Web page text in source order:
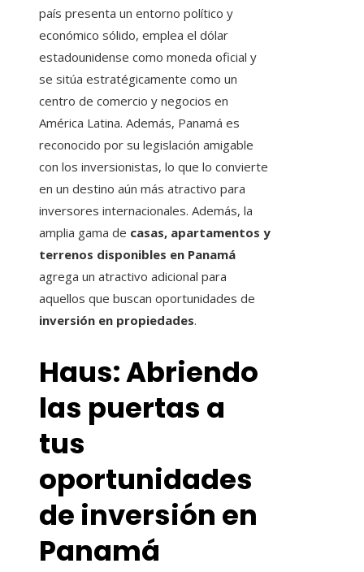
país presenta un entorno político y
económico sólido, emplea el dólar
estadounidense como moneda oficial y
se sitúa estratégicamente como un
centro de comercio y negocios en
América Latina. Además, Panamá es
reconocido por su legislación amigable
con los inversionistas, lo que lo convierte
en un destino aún más atractivo para
inversores internacionales. Además, la
amplia gama de casas, apartamentos y
terrenos disponibles en Panamá
agrega un atractivo adicional para
aquellos que buscan oportunidades de
inversión en propiedades.
Haus: Abriendo
las puertas a
tus
oportunidades
de inversión en
Panamá